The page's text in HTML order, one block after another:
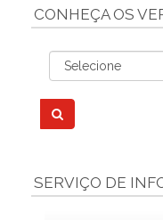
CONHEÇA OS
SERVIÇO DE